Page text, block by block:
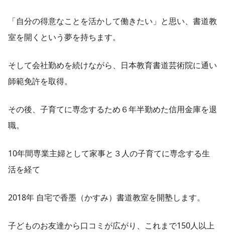
「自分の得意なことを活かして働きたい」と思い、書道教
室を開くという夢を持ちます。
そして会社勤めを続けながら、日本教育書道芸術院に通い
師範免許を取得。
その後、子育てに専念するため６年半勤めた信用金庫を退
職。
10年間専業主婦として家事と３人の子育てに専念する生
活を経て
2018年 自宅で香墨（かすみ）書道教室を開塾します。
子どものお友達から口コミが広がり、これまで150人以上